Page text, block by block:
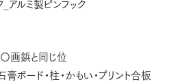
アルミ製ピンフック
画鋲と同じ位
ボード・柱・かもい・プリント合板